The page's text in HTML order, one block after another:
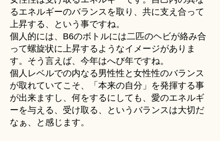
るエネルギーのバランスを取り、共に支え合って
上昇する、という事ですね。
個人的には、B6のボトルには二匹のヘビが絡み合
って螺旋状に上昇するようなイメージがありま
す。そう言えば、今年はへび年ですね。
個人レベルでの内なる男性性と女性性のバランス
が取れていてこそ、「本来の自分」を発揮する事
が出来ますし、何をするにしても、愛のエネルギ
ーを与える、受け取る、というバランスは大切だ
なぁ、と感じます。